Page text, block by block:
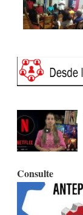
Consulte